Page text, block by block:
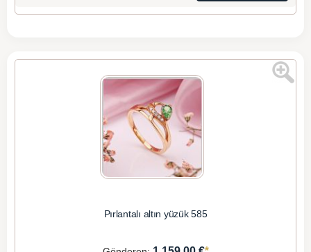
Pırlantalı altın yüzük 585